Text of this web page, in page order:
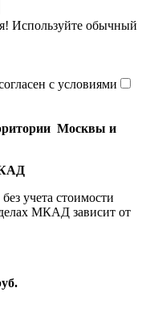
Используйте обычный
с условиями
Москвы и
учета стоимости
МКАД зависит от